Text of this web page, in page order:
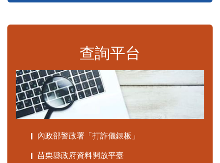
查詢平台
內政部警政署「打詐儀錶板」
苗栗縣政府資料開放平臺